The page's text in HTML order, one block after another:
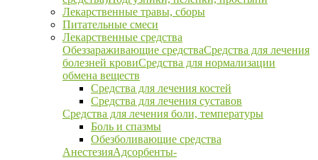
Лекарственные травы, сборы
Питательные смеси
Лекарственные средства
Обеззараживающие средстваСредства для лечения
болезней кровиСредства для нормализации
обмена веществ
Средства для лечения костей
Средства для лечения суставов
Средства для лечения боли, температуры
Боль и спазмы
Обезболивающие средства
АнестезияАдсорбенты-